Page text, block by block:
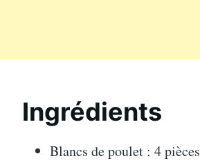
Ingrédients
Blancs de poulet : 4 pièces